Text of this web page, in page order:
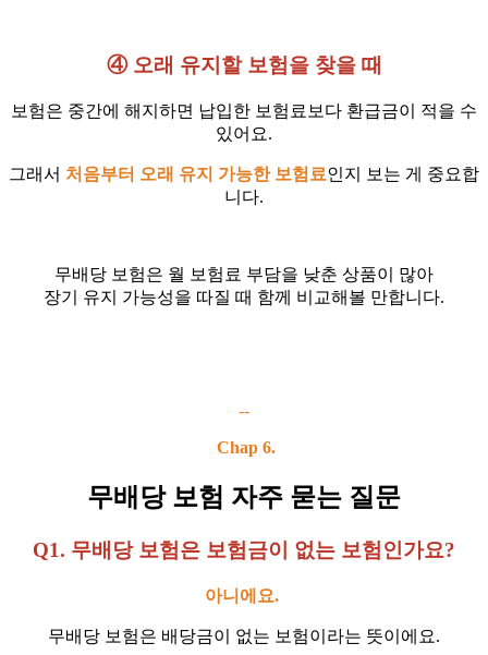
④ 오래 유지할 보험을 찾을 때
보험은 중간에 해지하면 납입한 보험료보다 환급금이 적을 수
있어요.
그래서 처 음부터 오래 유지 가능한 보험료인지 보는 게 중요합
니다.
무배당 보험은 월 보험료 부담을 낮춘 상품이 많아
장기 유지 가능성을 따질 때 함께 비교해볼 만합니다.
--
Chap 6.
무배당 보험 자주 묻는 질문
Q1. 무배당 보험은 보험금이 없는 보험인가요?
아니에요.
무배당 보험은 배당금이 없는 보험이라는 뜻이에요.